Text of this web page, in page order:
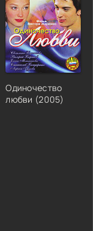
Одиночество
любви (2005)